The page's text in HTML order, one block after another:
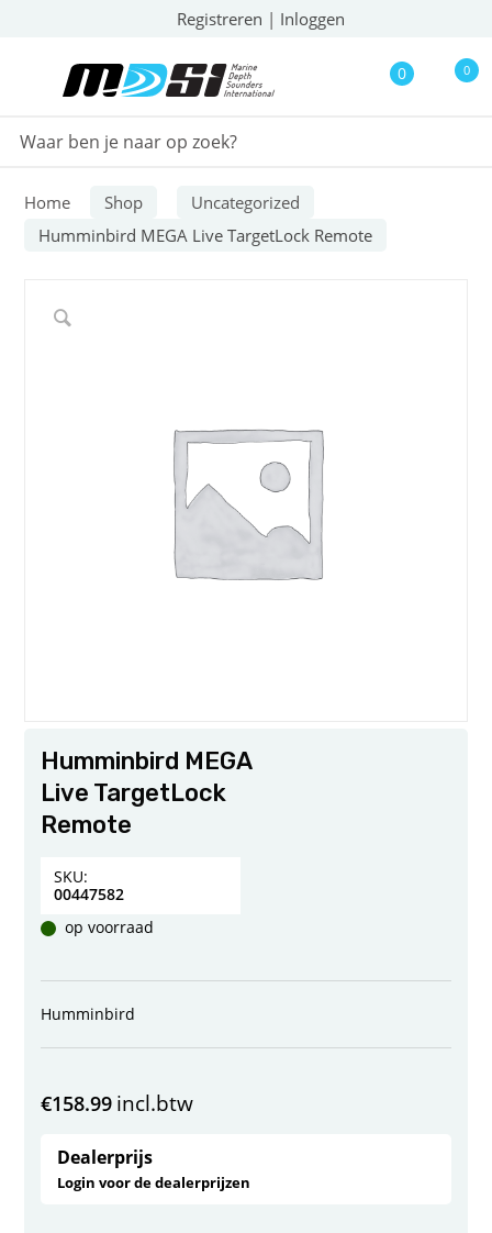
Registreren | Inloggen
0 0
Home Shop
Uncategorized
Humminbird MEGA Live TargetLock Remote
Humminbird MEGA
Live TargetLock
Remote
SKU:
00447582
op voorraad
Humminbird
€158.99 incl.btw
Dealerprijs
Login voor de dealerprijzen